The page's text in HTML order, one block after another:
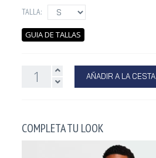
TALLA:
GUIA DE TALLAS
AÑADIR A LA CESTA
COMPLETA TU LOOK